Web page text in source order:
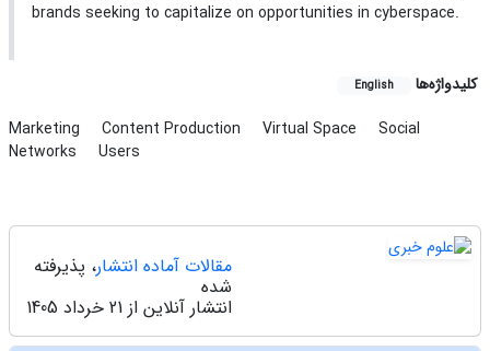
brands seeking to capitalize on opportunities in cyberspace.
کلیدواژه‌ها English
Marketing Content Production Virtual Space
Social
Networks
Users
مقالات آماده انتشار، پذیرفته
شده
انتشار آنلاین از 21 خرداد 1405